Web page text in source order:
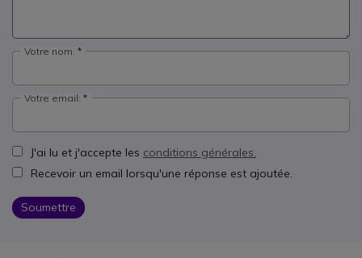
Votre nom:
Votre email:
J'ai lu et j'accepte les conditions générales.
Recevoir un email lorsqu'une réponse est ajoutée.
Soumettre